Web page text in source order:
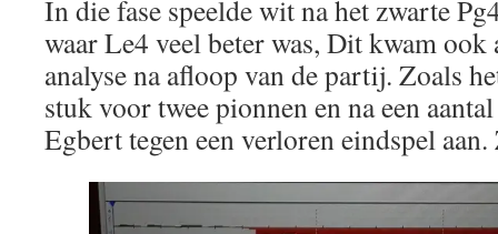
In die fase speelde wit na het zwarte
waar Le4 veel beter was, Dit kwam ook
analyse na afloop van de partij. Zoals
stuk voor twee pionnen en na een
Egbert tegen een verloren eindspel